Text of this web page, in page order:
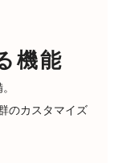
機能
のカスタマイズ